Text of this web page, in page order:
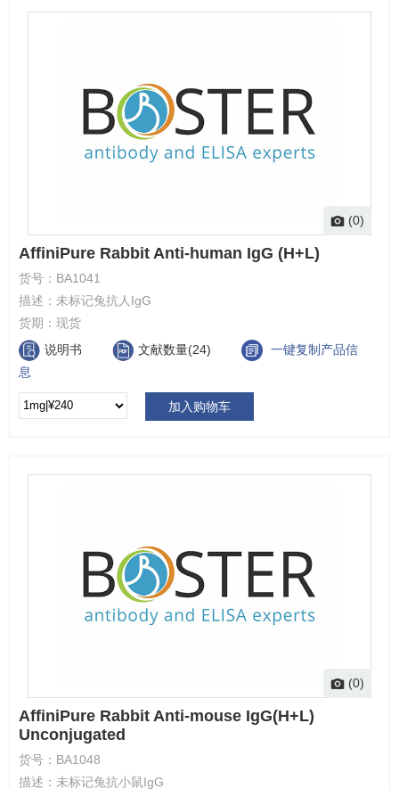
(0)
AffiniPure Rabbit Anti-human IgG (H+L)
货号： BA1041
描述： 未标记兔抗人IgG
货期： 现货
说明书
文献数量(24)
一键复制产品信
息
加入购物车
(0)
AffiniPure Rabbit Anti-mouse IgG(H+L)
Unconjugated
货号： BA1048
描述： 未标记兔抗小鼠IgG